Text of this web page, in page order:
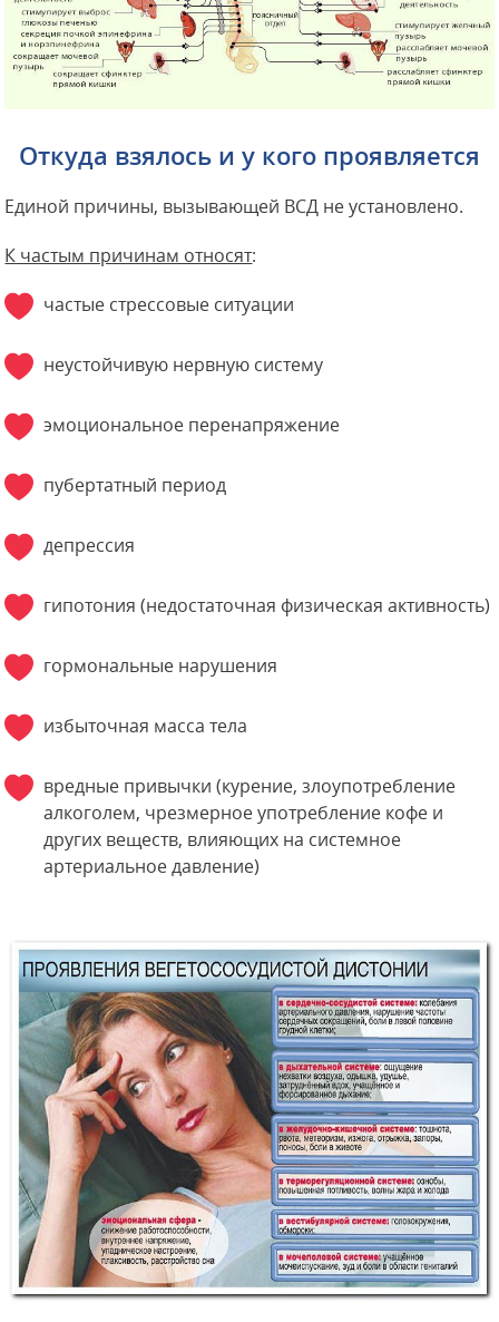
Откуда взялось и у кого проявляется
Единой причины, вызывающей ВСД не установлено.
К частым причинам относят:
частые стрессовые ситуации
неустойчивую нервную систему
эмоциональное перенапряжение
пубертатный период
депрессия
гипотония (недостаточная физическая активность)
гормональные нарушения
избыточная масса тела
вредные привычки (курение, злоупотребление
алкоголем, чрезмерное употребление кофе и
других веществ, влияющих на системное
артериальное давление)